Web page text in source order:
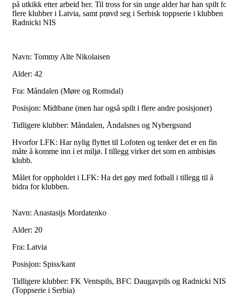
på utkikk etter arbeid her. Til tross for sin unge alder har han spilt
flere klubber i Latvia, samt prøvd seg i Serbisk toppserie i klubben
Radnicki NIS
Navn: Tommy Alte Nikolaisen
Alder: 42
Fra: Måndalen (Møre og Romsdal)
Posisjon: Midtbane (men har også spilt i flere andre posisjoner)
Tidligere klubber: Måndalen, Åndalsnes og Nybergsund
Hvorfor LFK: Har nylig flyttet til Lofoten og tenker det er en fin
måte å komme inn i et miljø. I tillegg virker det som en ambisiøs
klubb.
Målet for oppholdet i LFK: Ha det gøy med fotball i tillegg til å
bidra for klubben.
Navn: Anastasijs Mordatenko
Alder: 20
Fra: Latvia
Posisjon: Spiss/kant
Tidligere klubber: FK Ventspils, BFC Daugavpils og Radnicki NIS
(Toppserie i Serbia)